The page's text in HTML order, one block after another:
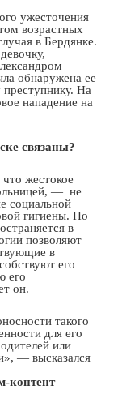
ужесточения
возрастных
в Бердянке.
обнаружена ее
преступнику. На
нападение на
связаны?
жестокое
— не
социальной
гигиены. По
в
позволяют
в
его
его
он.
такого
для его
или
— высказался
контент